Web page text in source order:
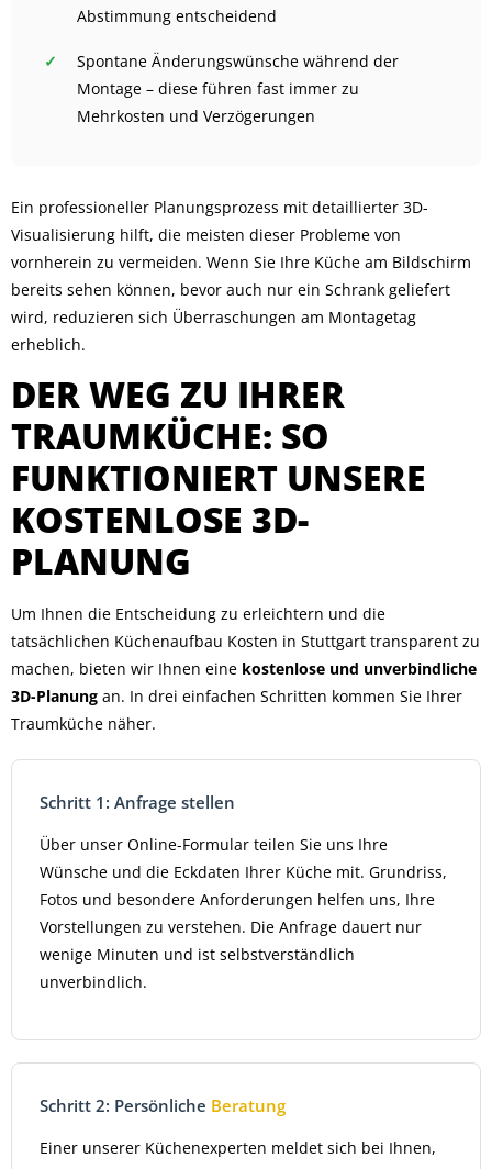
Abstimmung entscheidend
Spontane Änderungswünsche während der
Montage – diese führen fast immer zu
Mehrkosten und Verzögerungen
Ein professioneller Planungsprozess mit detaillierter 3D-
Visualisierung hilft, die meisten dieser Probleme von
vornherein zu vermeiden. Wenn Sie Ihre Küche am Bildschirm
bereits sehen können, bevor auch nur ein Schrank geliefert
wird, reduzieren sich Überraschungen am Montagetag
erheblich.
DER WEG ZU IHRER
TRAUMKÜCHE: SO
FUNKTIONIERT UNSERE
KOSTENLOSE 3D-
PLANUNG
Um Ihnen die Entscheidung zu erleichtern und die
tatsächlichen Küchenaufbau Kosten in Stuttgart transparent zu
machen, bieten wir Ihnen eine kostenlose und unverbindliche
3D-Planung an. In drei einfachen Schritten kommen Sie Ihrer
Traumküche näher.
Schritt 1: Anfrage stellen
Über unser Online-Formular teilen Sie uns Ihre
Wünsche und die Eckdaten Ihrer Küche mit. Grundriss,
Fotos und besondere Anforderungen helfen uns, Ihre
Vorstellungen zu verstehen. Die Anfrage dauert nur
wenige Minuten und ist selbstverständlich
unverbindlich.
Schritt 2: Persönliche Beratung
Einer unserer Küchenexperten meldet sich bei Ihnen,